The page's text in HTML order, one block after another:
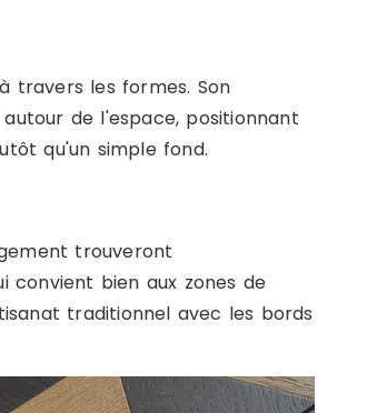
travers les formes. Son
de l'espace, positionnant
qu'un simple fond.
trouveront
bien aux zones de
traditionnel avec les bords